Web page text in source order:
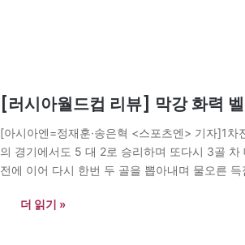
[러시아월드컵 리뷰] 막강 화력
[아시아엔=정재훈·송은혁 <스포츠엔> 기자]1
의 경기에서도 5 대 2로 승리하며 또다시 3골
전에 이어 다시 한번 두 골을 뽑아내며 물오른
더 읽기 »